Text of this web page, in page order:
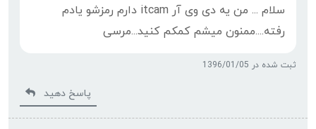
سلام ... من یه دی وی آر itcam دارم رمزشو یادم
رفته....ممنون میشم کمکم کنید...مرسی
ثبت شده در 1396/01/05
پاسخ دهید